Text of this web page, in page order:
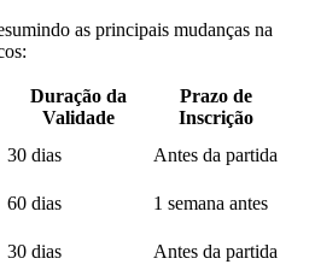
as principais mudanças na
Duração da
Validade
Prazo de
Inscrição
30 dias Antes da partida
60 dias 1 semana antes
30 dias Antes da partida